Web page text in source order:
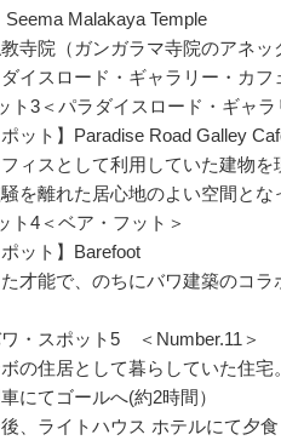
を満喫
にてコロンボへ（約1時間）
ト2＜シーマ・マラカヤ寺院＞
Malakaya Temple
教寺院（ガンガラマ寺院のアネッ
イスロード・ギャラリー・カフ
ト3＜パラダイスロード・ギャ
ット】Paradise Road Galley Cafe
フィスとして利用していた建物
を離れた居心地のよい空間と
ト4＜ベア・フット＞
ット】Barefoot
才能で、のちにバワ建築のコ
・スポット5 ＜Number.11＞